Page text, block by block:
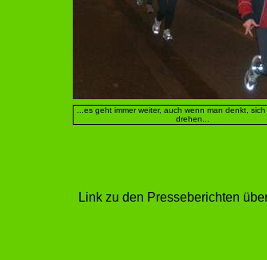
...es geht immer weiter, auch wenn man denkt, sich
drehen...
Link zu den Presseberichten